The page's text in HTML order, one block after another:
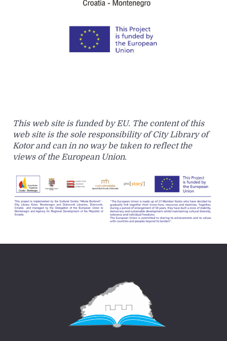
This web site is funded by EU. The content of this
web site is the sole responsibility of City Library of
Kotor and can in no way be taken to reflect the
views of the European Union.